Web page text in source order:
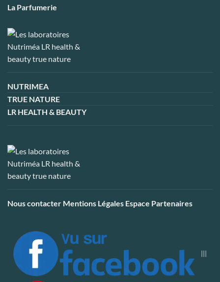
La Parfumerie
NUTRIMEA
TRUE NATURE
LR HEALTH & BEAUTY
Nous contacter Mentions Légales Espace Partenaires
|||